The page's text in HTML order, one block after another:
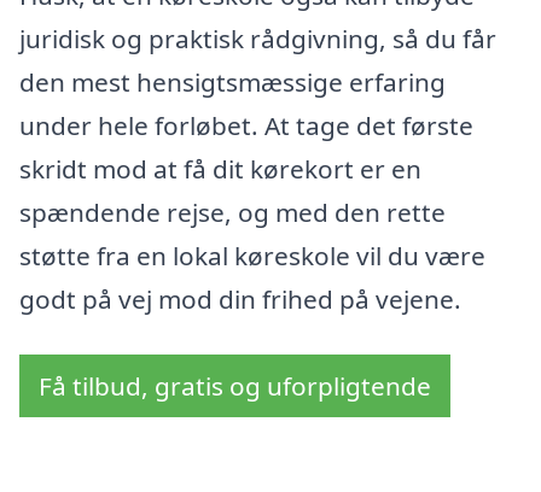
juridisk og praktisk rådgivning, så du får
den mest hensigtsmæssige erfaring
under hele forløbet. At tage det første
skridt mod at få dit kørekort er en
spændende rejse, og med den rette
støtte fra en lokal køreskole vil du være
godt på vej mod din frihed på vejene.
Få tilbud, gratis og uforpligtende